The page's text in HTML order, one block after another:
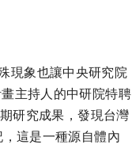
現象也讓中央研究院
主持人的中研院特聘
研究成果，發現台灣
這是一種源自體內